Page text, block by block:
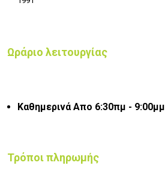
Ωράριο λειτουργίας
Καθημερινά Απο 6:30πμ - 9:00μμ
Τρόποι πληρωμής